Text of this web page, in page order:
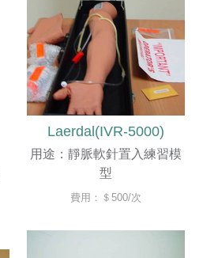
Laerdal(IVR-5000)
用途：靜脈軟針置入練習模
型
費用：＄500/次